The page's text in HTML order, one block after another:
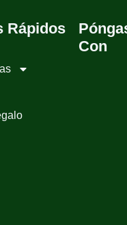
Rápidos
Con